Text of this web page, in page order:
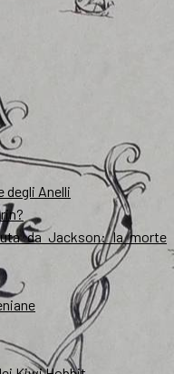
degli Anelli
da Jackson: la morte